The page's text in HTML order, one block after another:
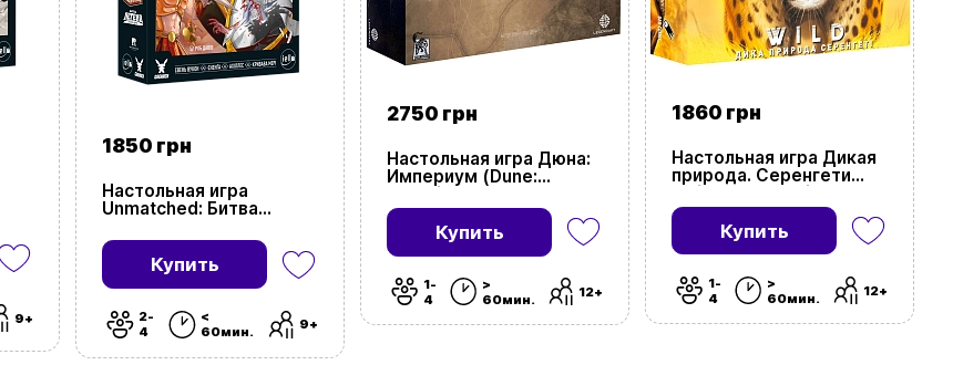
9+
1850 грн
Настольная игра
Unmatched: Битва
(Unmatched: Battle of
Legends, Volume Two)
Купить
2-
4
<
60мин.
9+
2750 грн
Настольная игра Дюна:
Империум (Dune:
Imperium)
Купить
1-
4
>
60мин.
12+
1860 грн
Настольная игра Дикая
природа. Серенгети
(Wild: Serengeti)
Купить
1-
4
>
60мин.
12+